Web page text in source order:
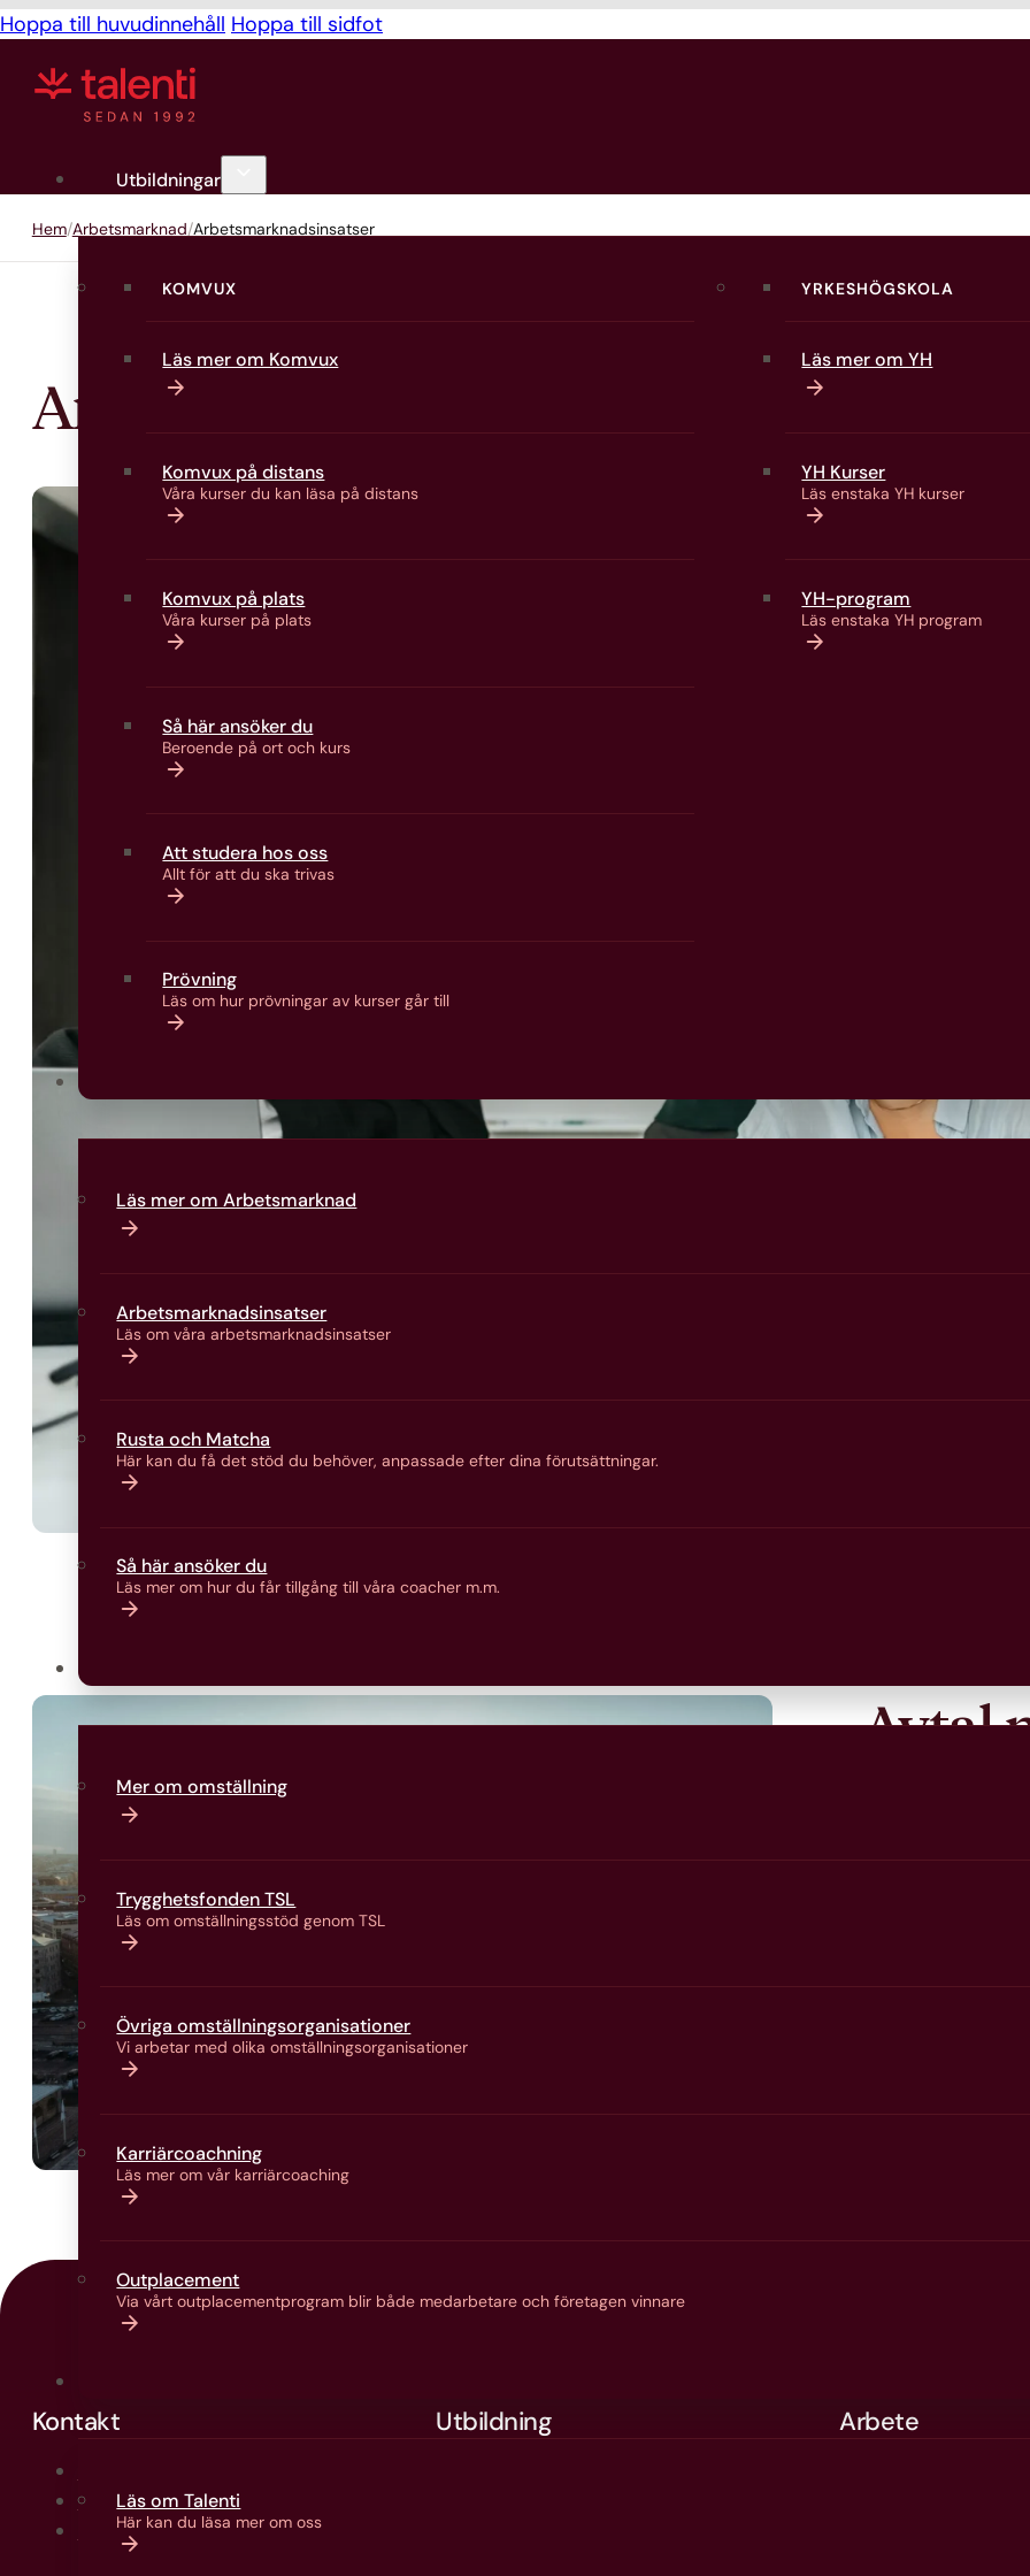
Hoppa till huvudinnehåll Hoppa till sidfot
Utbildningar
KOMVUX
Läs mer om Komvux
Komvux på distans
Våra kurser du kan läsa på distans
Komvux på plats
Våra kurser på plats
Så här ansöker du
Beroende på ort och kurs
Att studera hos oss
Allt för att du ska trivas
Prövning
Läs om hur prövningar av kurser går till
YRKESHÖGSKOLA
Läs mer om YH
YH Kurser
Läs enstaka YH kurser
YH-program
Läs enstaka YH program
Läs mer om Arbetsmarknad
Arbetsmarknads­insatser
Läs om våra arbetsmarknads­insatser
Rusta och Matcha
Här kan du få det stöd du behöver, anpassade efter dina förutsättningar.
Så här ansöker du
Läs mer om hur du får tillgång till våra coacher m.m.
Mer om omställning
Trygghetsfonden TSL
Läs om omställningsstöd genom TSL
Övriga omställningsorganisationer
Vi arbetar med olika omställningsorganisationer
Karriärcoachning
Läs mer om vår karriärcoaching
Outplacement
Via vårt outplacementprogram blir både medarbetare och företagen vinnare
Läs om Talenti
Här kan du läsa mer om oss
Hem Arbetsmarknad Arbetsmarknadsinsatser
Arbetsmarknads­insatser
Avtal
Talenti Sverige
Arbetsmarknad
till att fler
Vårt uppdrag
Deltagare
stadens
Kontakt
info@talenti.se
Här finns vi
Utbildning Arbete